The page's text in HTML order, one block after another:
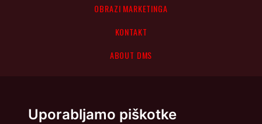
Uporabljamo piškotke
OBRAZI MARKETINGA
KONTAKT
ABOUT DMS